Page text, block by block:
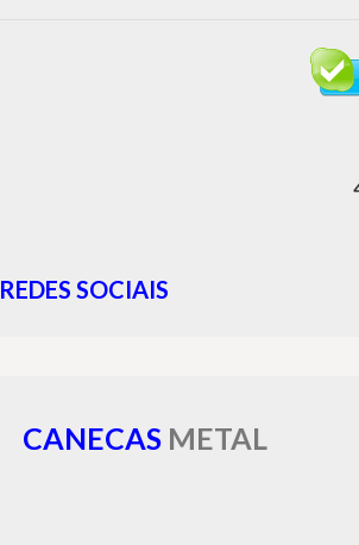
REDES SOCIAIS
CANECAS METAL